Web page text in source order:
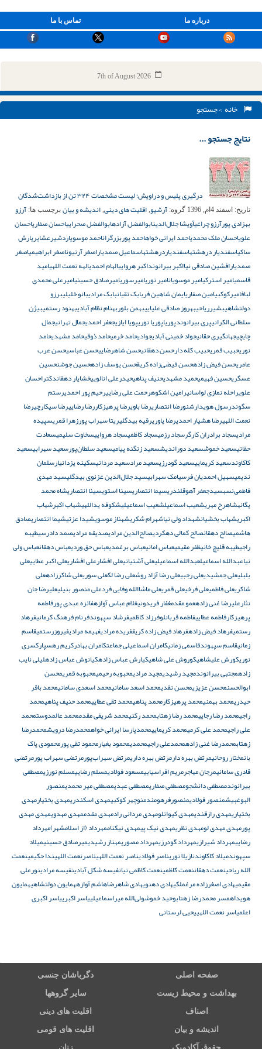
تماس با ما درباره ما
7th of August 2026
خانه > جستجو
نتایج جستجو ...
درگیری پلیس و دراویش؛ لیست مشخصات ۳۲۴ تن از بازداشت‌‌شدگان
تاریخ: اسفند 4ام, 1396 گروه: آرشیو, اقلیت های دینی, اندیشه و بیان برچسب ها: آرزو
بهزادی پورآرزو چراغیآویشا جلال‌الدینابوالفضل آزادهابوالفضل صحراییاحسان صفاریاحسان
علویاحسان ملک محمدیاحمد ایرانی خواهاحمد پوربزرگراناحمد موسویاردشیرعشایریارش
ساکیاسفندیار درهشتهاسفندیاردرهشتهاسماعیل صمدیاراصغر آرنیوناصغر ابراهیمیاصغر
صمدیارافشین صادقی نیااکبر بیرانونداکبر هرواییالهام احمدیالهه نعمت اللهیامید
قاسمیامیر استرکیامیر موسویانامیر نوریامیرسوریامیرصادق حسینیامیرعلی محمدی
لبافامیرکوکبیامین صفاریایمان شاهین فربابک تقیانبابک مرادیبانو خلیلیبرزو
دولتشاهیبشیرریاحیبهروز صادقی علیاییبهمن بلوربهنام نظام آبادیبهنود رستمیبیژن
سلطانی الکرانیپری بیرانوندپوریاپوریا نوریپویا ایازیجعفر احمدیجمال تهرانیجمال
چایچیجهانگیری حقانیجواد خمینی آبادیجوادیحامد خرمیحامد ذوقیحامد مشهدیحامد
نوریحبیب قمریحبیب کله دارحسن دهقانیحسن شاهرضاییحسن عباسیحسن عرب
عامریحسن فیض زادهحسن فیضی‌زاده کریقحسن یوسف زادهحسین جوشنحسین
عسگریحسین فهیمیحمید مشهدیحنیف پناهیحیدرعلی انالوییخشایار دهقاندکتراحسان
علویراحله نمازی لواسانیرامین اشکوهرحمت علی رضاییرحیم پور احمدیرستم
سگوندرسول هویدارشنورضا انتصاریرضا باویرضا پرهیزکاررضا رضاییرضا سیکارچیرضا
نعمت اللهیرضا هشیار احمدیرضا یاوریرقیه بیدگلیریتا سهراب پورزهرا قمریسپیده
مرادیسجاد برادران کارگرسجاد رزمیسجاد کاظمیسجاد هرواییسخاوت سلیمیسعادت
حقانیسعید خموشسعید دوراندیشسعید زنگنه پیامیسعید سلطان‌پورسعید سهرابیسعید
کاکاوندسعید کریماییسعید گودرزیسعید مرادسعید مردانیسکینه یزدانیارسلمان
ندیمیسهیل احمدیان فرسیامک سهرابیسید جلال‌الدین غزنوی بیدگلیسید مهدی
فاطمی‌نسبسیدجعفر آهوقلندریسیما انتصاریسینا استویسینا انتصاریشاه محمد
یگانهشاهرخ مهریشعیب اسماعیلشعیب اسماعیلیشکوفه یداللهیشهاب اکبرشهاب
اکبریشهاب بخشیانشهداد ولی نیاشهرام شکریشهناز موسویشیدا عزتیشیما انتصاریصادق
هاشمیصالح دهقانصالح کمالی دهکردیصالح‌الدین مرادیصدیقه مرادیصمد دادرسیطیبه
راجیطیبه قلیچ خانیظفر مقیمیعباس امانیعباس برغمدیعباس حق وردیعباس دهقانعباس ولی
نیاعبدالله اسماعیلعبدالله اسماعیلیعلی آشتیانیعلی افشارعلی افشاریعلی اکبر عطاییعلی
بلبلیعلی جمشیدیعلی رجبیعلی رضا آزاد روشعلی رضا لکعلی سوریعلی شاکرزادهعلی
شاکریعلی فاطمیعلی فرخیعلی قمریعلی ماشاالله وفایی فردعلی منصور بنیلیعلیرضا جان
نثارعلیرضا غنی زادهعمو مقدمغفار فریدونیغلام عباس آوازهفائزه عبدی پورفاطمه
پرهیزکارفاطمه عطاییفاطمه قربانلوفرزاد کاظمیفرشاد سپهوندفرنام فرهنگ کرمانیفرهاد
رستمیفرهاد فیض زادهفرهاد فیض زاده کریقفریده مرادیفهیمه مرادیفیروزرستمیقاسم
زمانیقاسم سپهوندقاسمی زمانیکامران اسماعیلی جماعتکامران بهادرکریم رهسپارکسری
نوریکورش علیشاهیکوروش علی شاهیکیارش عباس زادهکیانوش عباس زادهلیلی نایب
زادهمجتبی بیرانوندمجید رشیدیمجید مرادیمحبوبه رحیمیمحبوبه قمریمحسن
ابوالحسنمحسن عزیزیمحسن نقدیمحمد اسعد سامانیمحمد اسعدی سامانیمحمد باقر
حیدریمحمد بهمنیمحمد پرهیزکارمحمد پناهیمحمد تقی عطاییمحمد حنیف پناهیمحمد
راجیمحمد رضا رجاییمحمد رضا زهتابمحمد رکنیمحمد شریفی مقدممحمد عالمدوستمحمد
علی راجیمحمد علی کرمیمحمد کریماییمحمدپارسا ایرانی خواهمحمدرضا درویشمحمدرضا
زهتابمحمدرضا غنی زادهمحمدعلی راجیمحمدیمحمود بغیارمحمود تقی پورمحمودی پاک
بانمختار روحانیمرتض بهره دارمرتض بهره داریمرتض سهراب‌پورمرتضی سهراب پورمرتضی
قادری سامانیمرجان مهاجرمریم افراسیابیمسعود فولادیمسلم رضاییمسلم نورزیمصطفی
بیرانوندمصطفی دانشجومصطفی صفاریمصطفی عبدیمصطفی میر محمدیمنصور
البوغبیشمنصور فولادیمنصورفرهومندمنوچهر کوکبیمهدی اسکندریمهدی بختیارمهدی
بختیاریمهدی رازقندیمهدی کیوانلومهدی مردانی رادمهدی مقدممهدی مهدویمهدی مهدی
پورمهدی مهدی لومهدی نظریمهدی نیک پیمهدی نیکناممهرداد (از اسلامشهر)مهرداد
رضاییمهرداد شیرازیمهرداد گودرزیمهرداد مصوریمهناز رشیدیمیرصادق حسینیمیلاد
سپهوندمیلاد کاکاوندنازیلا نوریناصر فولادیناصر نعمت اللهیناصرنعمت اللهیندا حکیمینعمت
الله ریاحینعمت دهقاننعمت کاظمینعمت کاظمی نیانفیسه شکل آبادینفیسه مرادینورعلی
مقیمیهادی اصغرزاده مرغملکیهادی دهنویهادی شاهرضاهاشم آوازههمایون دولتشاهیهمایون
هویداهمسر محمدرضا زهتابوحید خموشولی‌الله میراسماعیلییاسر اکبرییاسر اکبری
اعلمیاسر نعمت اللهییحیی لرستانی
صفحه اصلی دگرباشان جنسی
بهداشت و محیط زیست سایر گروهها
اصناف اقلیت های دینی
اندیشه و بیان اقلیت های قومی